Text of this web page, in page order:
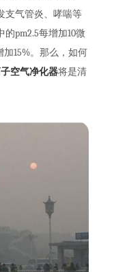
支气管炎、哮喘等
pm2.5每增加10微
15%。那么，如何
空气净化器将是清